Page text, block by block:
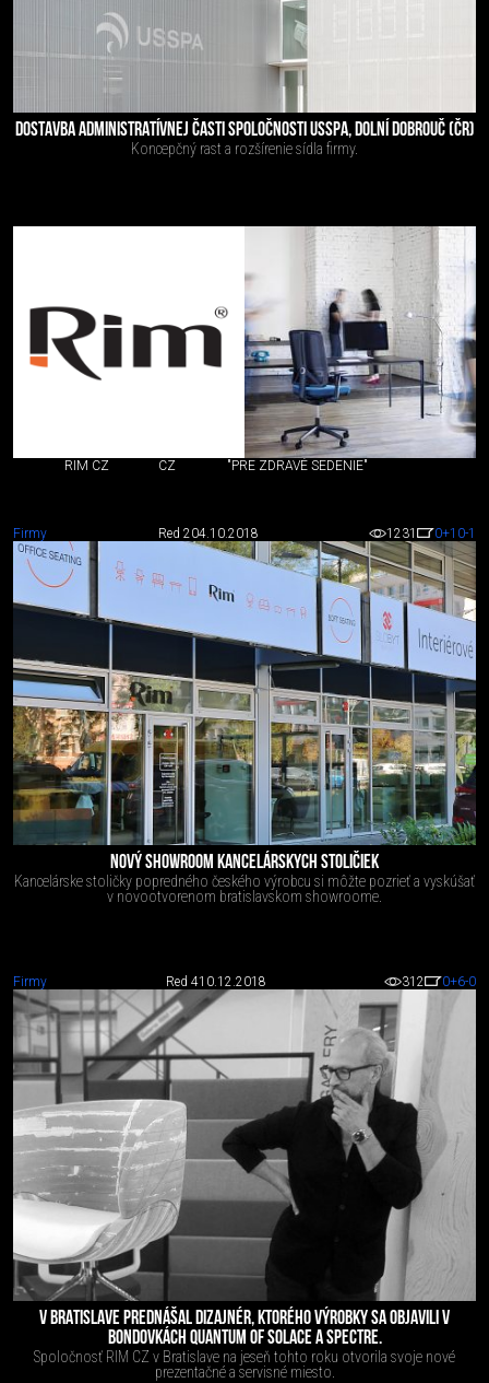
DOSTAVBA ADMINISTRATÍVNEJ ČASTI SPOLOČNOSTI USSPA, DOLNÍ DOBROUČ (ČR)
Koncepčný rast a rozšírenie sídla firmy.
RIM CZ CZ "PRE ZDRAVÉ SEDENIE"
Firmy Red 2 04.10.2018 1231 0+10-1
NOVÝ SHOWROOM KANCELÁRSKYCH STOLIČIEK
Kancelárske stoličky popredného českého výrobcu si môžte pozrieť a vyskúšať
v novootvorenom bratislavskom showroome.
Firmy Red 410.12.2018 312 0+6-0
V BRATISLAVE PREDNÁŠAL DIZAJNÉR, KTORÉHO VÝROBKY SA OBJAVILI V
BONDOVKÁCH QUANTUM OF SOLACE A SPECTRE.
Spoločnosť RIM CZ v Bratislave na jeseň tohto roku otvorila svoje nové
prezentačné a servisné miesto.